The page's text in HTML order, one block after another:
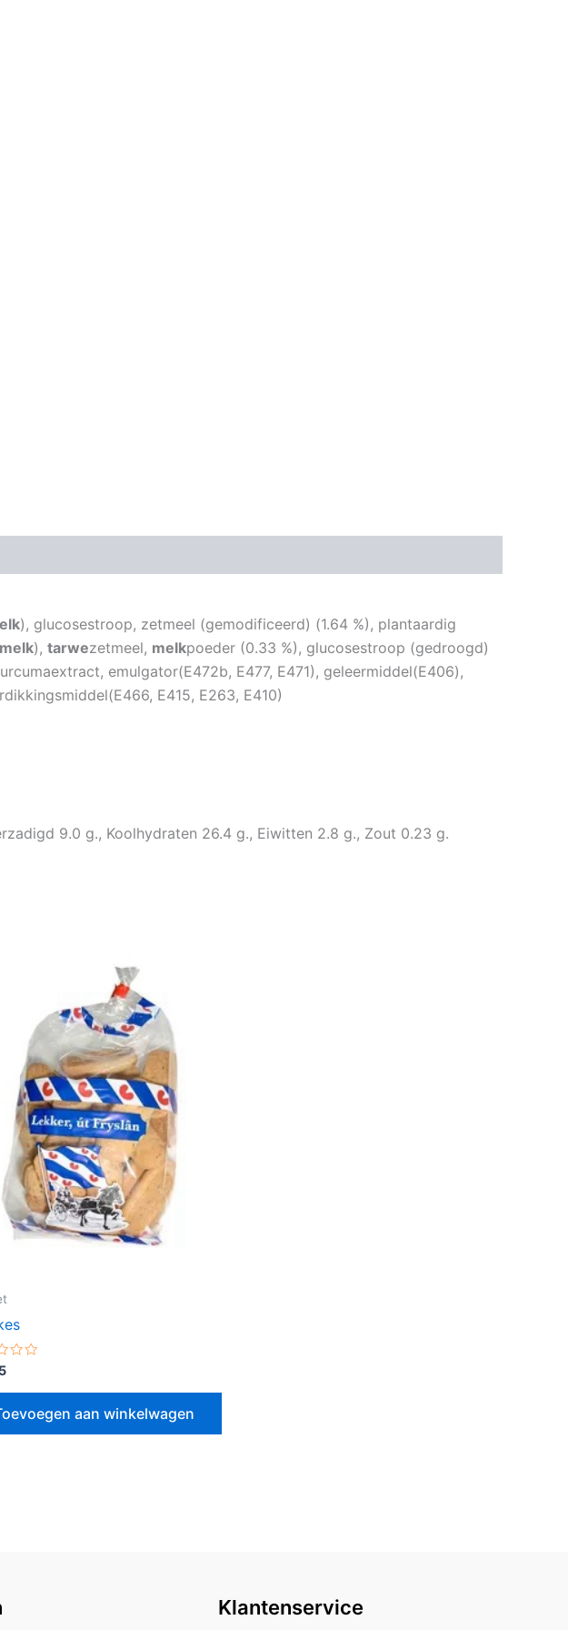
), glucosestroop, zetmeel (gemodificeerd) (1.64 %), plantaardig
melk), tarwezetmeel, melkpoeder (0.33 %), glucosestroop (gedroogd)
emulgator(E472b, E477, E471), geleermiddel(E406),
E415, E263, E410)
9.0 g., Koolhydraten 26.4 g., Eiwitten 2.8 g., Zout 0.23 g.
aan winkelwagen
Klantenservice